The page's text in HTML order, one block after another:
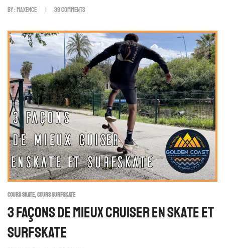
By : Maxence 39Comments
COURS SKATE, COURS SURFSKATE
3 Façons De Mieux Cruiser En Skate Et
Surfskate